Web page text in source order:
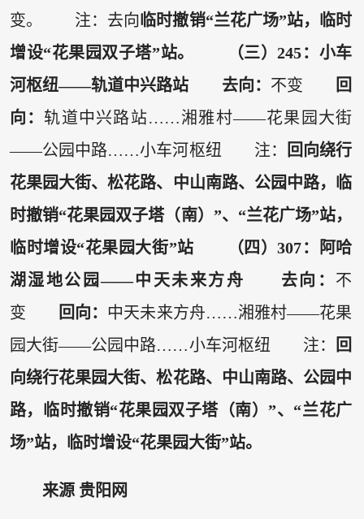
变。 注：去向临时撤销“兰花广场”站，临时
增设“花果园双子塔”站。
（三）245：小车
河枢纽——轨道中兴路站 去向： 不变 回
向： 轨道中兴路站……湘雅村——花果园大街
——公园中路……小车河枢纽 注：
回向绕行
花果园大街、松花路、中山南路、公园中路，临
时撤销“花果园双子塔（南）”、“兰花广场”站，
临时增设“花果园大街”站 （四）307：阿哈
湖湿地公园——中天未来方舟 去向： 不
变 回向： 中天未来方舟……湘雅村——花果
园大街——公园中路……小车河枢纽 注：
回
向绕行花果园大街、松花路、中山南路、公园中
路，临时撤销“花果园双子塔（南）”、“兰花广
场”站，临时增设“花果园大街”站。
来源 贵阳网